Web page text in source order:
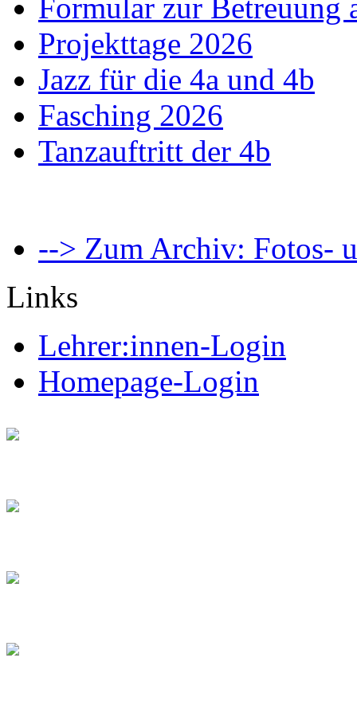
Formular zur Betreuung
Projekttage 2026
Jazz für die 4a und 4b
Fasching 2026
Tanzauftritt der 4b
--> Zum Archiv: Fotos-
Links
Lehrer:innen-Login
Homepage-Login